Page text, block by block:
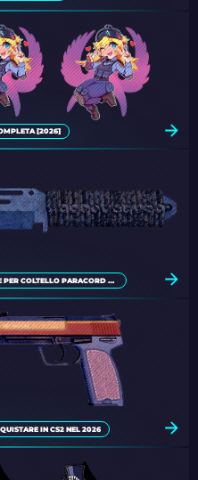
[2026]
LE MIGLIORI SKIN ECONOMICHE PER COLTELLO PARACORD DI CS2
IN CS2 NEL 2026